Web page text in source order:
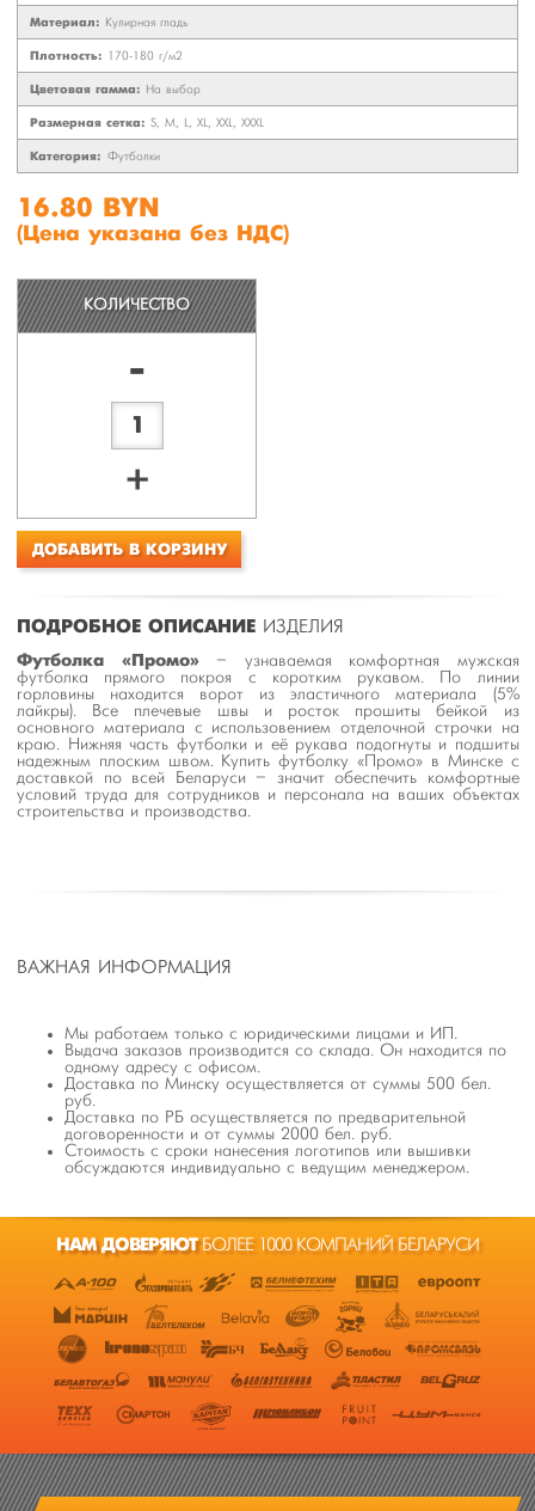
Материал: Кулирная гладь
Плотность: 170-180 г/м2
Цветовая гамма: На выбор
Размерная сетка: S, M, L, XL, XXL, XXXL
Категория: Футболки
16.80 BYN
(Цена указана без НДС)
КОЛИЧЕСТВО
-
+
ДОБАВИТЬ В КОРЗИНУ
ПОДРОБНОЕ ОПИСАНИЕ ИЗДЕЛИЯ
Футболка «Промо»– узнаваемая комфортная мужская
футболка прямого покроя с коротким рукавом. По линии
горловины находится ворот из эластичного материала (5%
лайкры). Все плечевые швы и росток прошиты бейкой из
основного материала с использовением отделочной строчки на
краю. Нижняя часть футболки и её рукава подогнуты и подшиты
надежным плоским швом. Купить футболку «Промо» в Минске с
доставкой по всей Беларуси – значит обеспечить комфортные
условий труда для сотрудников и персонала на ваших объектах
строительства и производства.
ВАЖНАЯ ИНФОРМАЦИЯ
Мы работаем только с юридическими лицами и ИП.
Выдача заказов производится со склада. Он находится по
одному адресу с офисом.
Доставка по Минску осуществляется от суммы 500 бел.
руб.
Доставка по РБ осуществляется по предварительной
договоренности и от суммы 2000 бел. руб.
Стоимость с сроки нанесения логотипов или вышивки
обсуждаются индивидуально с ведущим менеджером.
НАМ ДОВЕРЯЮТБОЛЕЕ 1000 КОМПАНИЙ БЕЛАРУСИ